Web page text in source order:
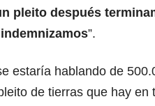
pleito después
”.
estaría hablando de
de tierras que hay en